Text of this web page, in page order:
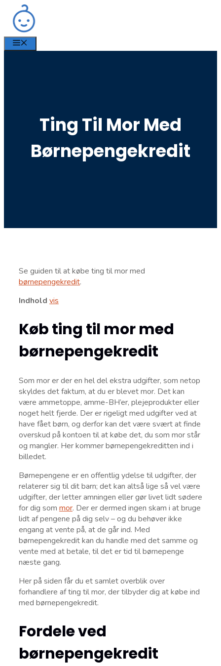
indhold
Ting Til Mor Med
Børnepengekredit
Se guiden til at købe ting til mor med
børnepengekredit.
Indhold vis
Køb ting til mor med
børnepengekredit
Som mor er der en hel del ekstra udgifter, som netop
skyldes det faktum, at du er blevet mor. Det kan
være ammetoppe, amme-BH’er, plejeprodukter eller
noget helt fjerde. Der er rigeligt med udgifter ved at
have fået børn, og derfor kan det være svært at finde
overskud på kontoen til at købe det, du som mor står
og mangler. Her kommer børnepengekreditten ind i
billedet.
Børnepengene er en offentlig ydelse til udgifter, der
relaterer sig til dit barn; det kan altså lige så vel være
udgifter, der letter amningen eller gør livet lidt sødere
for dig som mor. Der er dermed ingen skam i at bruge
lidt af pengene på dig selv – og du behøver ikke
engang at vente på, at de går ind. Med
børnepengekredit kan du handle med det samme og
vente med at betale, til det er tid til børnepenge
næste gang.
Her på siden får du et samlet overblik over
forhandlere af ting til mor, der tilbyder dig at købe ind
med børnepengekredit.
Fordele ved
børnepengekredit